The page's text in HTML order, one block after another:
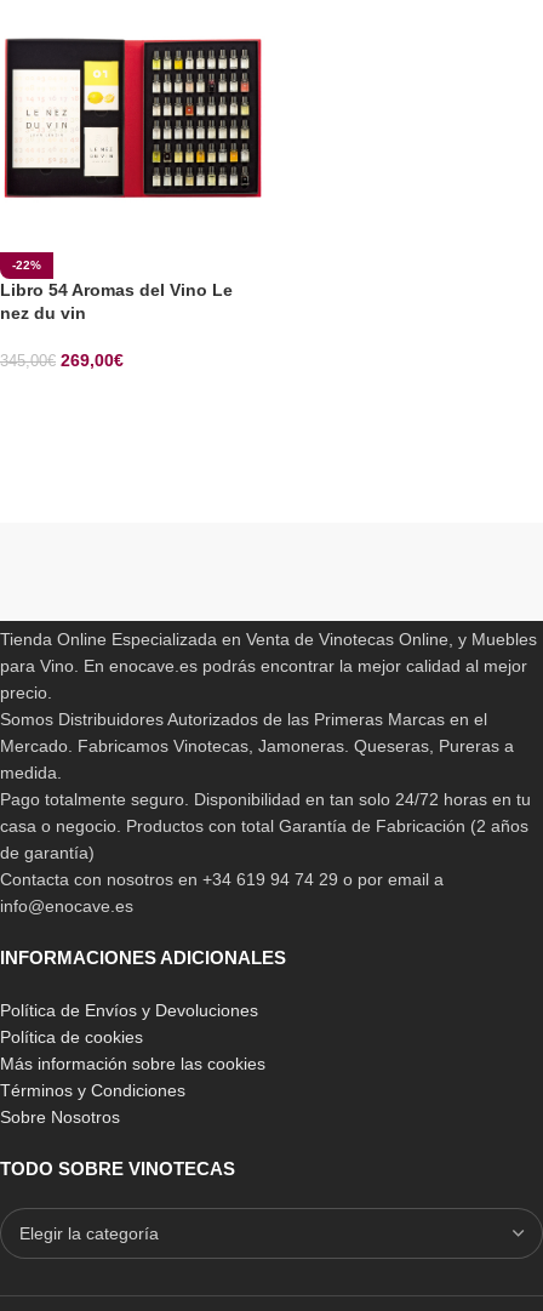
-22%
Libro 54 Aromas del Vino Le
nez du vin
345,00€ 269,00€
Tienda Online Especializada en Venta de Vinotecas Online, y Muebles
para Vino. En enocave.es podrás encontrar la mejor calidad al mejor
precio.
Somos Distribuidores Autorizados de las Primeras Marcas en el
Mercado. Fabricamos Vinotecas, Jamoneras. Queseras, Pureras a
medida.
Pago totalmente seguro. Disponibilidad en tan solo 24/72 horas en tu
casa o negocio. Productos con total Garantía de Fabricación (2 años
de garantía)
Contacta con nosotros en +34 619 94 74 29 o por email a
info@enocave.es
INFORMACIONES ADICIONALES
Política de Envíos y Devoluciones
Política de cookies
Más información sobre las cookies
Términos y Condiciones
Sobre Nosotros
TODO SOBRE VINOTECAS